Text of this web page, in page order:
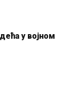
у војном